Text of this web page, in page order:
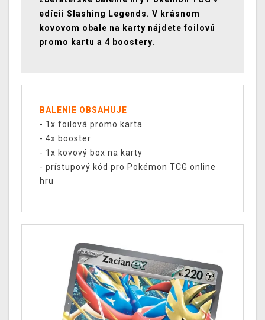
edícii Slashing Legends. V krásnom
kovovom obale na karty nájdete foilovú
promo kartu a 4 boostery.
BALENIE OBSAHUJE
- 1x foilová promo karta
- 4x booster
- 1x kovový box na karty
- prístupový kód pro Pokémon TCG online
hru